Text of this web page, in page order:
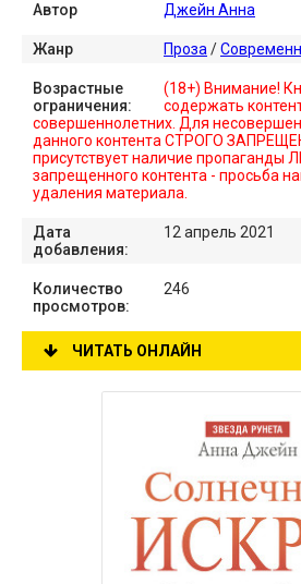
Автор Джейн Анна
Жанр Проза /
Возрастные
ограничения:
(18+) Внимание!
содержать
совершеннолетних. Для
данного контента СТРОГО
присутствует наличие пропаганды
запрещенного контента - просьба
удаления материала.
Дата
добавления:
12 апрель 2021
Количество
просмотров:
246
ЧИТАТЬ ОНЛАЙН